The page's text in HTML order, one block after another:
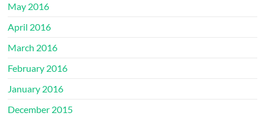
May 2016
April 2016
March 2016
February 2016
January 2016
December 2015